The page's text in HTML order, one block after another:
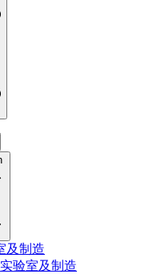
及制造
实验室及制造